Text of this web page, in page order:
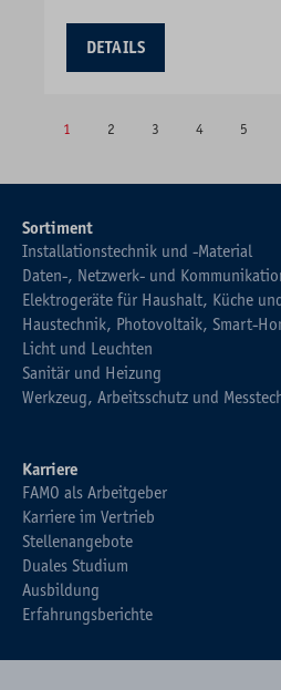
DETAILS
1 2 3 4 5
Sortiment
Installationstechnik und -Material
Daten-, Netzwerk- und
Elektrogeräte für Haushalt, Küche
Haustechnik, Photovoltaik, Smart-
Licht und Leuchten
Sanitär und Heizung
Werkzeug, Arbeitsschutz und
Karriere
FAMO als Arbeitgeber
Karriere im Vertrieb
Stellenangebote
Duales Studium
Ausbildung
Erfahrungsberichte